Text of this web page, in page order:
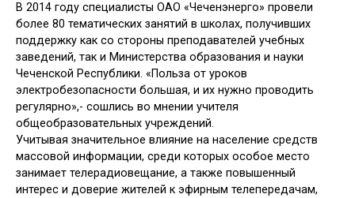
В 2014 году специалисты ОАО «Чеченэнерго» провели
более 80 тематических занятий в школах, получивших
поддержку как со стороны преподавателей учебных
заведений, так и Министерства образования и науки
Чеченской Республики. «Польза от уроков
электробезопасности большая, и их нужно проводить
регулярно»,- сошлись во мнении учителя
общеобразовательных учреждений.
Учитывая значительное влияние на население средств
массовой информации, среди которых особое место
занимает телерадиовещание, а также повышенный
интерес и доверие жителей к эфирным телепередачам,